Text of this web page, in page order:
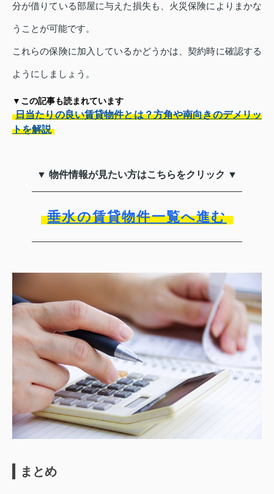
分が借りている部屋に与えた損失も、火災保険によりまかな
うことが可能です。
これらの保険に加入しているかどうかは、契約時に確認する
ようにしましょう。
▼この記事も読まれています
日当たりの良い賃貸物件とは？方角や南向きのデメリッ
トを解説
▼ 物件情報が見たい方はこちらをクリック ▼
垂水の賃貸物件一覧へ進む
まとめ